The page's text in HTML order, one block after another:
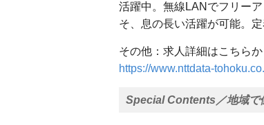
活躍中。無線LANでフリー
そ、息の⻑い活躍が可能。
その他：求人詳細はこちら
https://www.nttdata-
Special Contents／地域で